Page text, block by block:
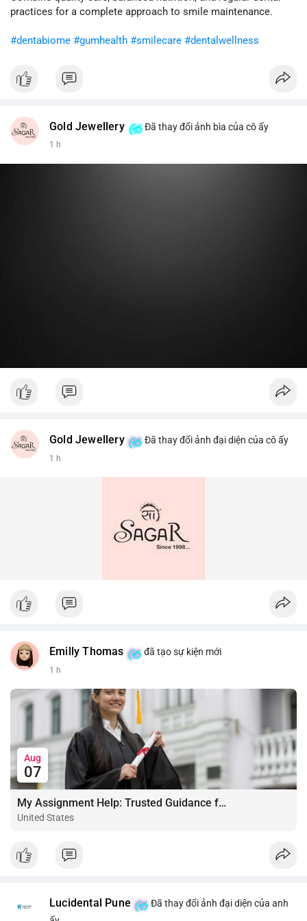
cân nhắc giảm tỷ trọng đòn bẩy và chờ xu hướng rõ ràng trước
practices for a complete approach to smile maintenance.
#dentabiome #gumhealth #smilecare #dentalwellness
Gold Jewellery Đã thay đổi ảnh bìa của cô ấy
1 h
Gold Jewellery Đã thay đổi ảnh đại diện của cô ấy
1 h
Emilly Thomas đã tạo sự kiện mới
1 h
Aug
07
My Assignment Help: Trusted Guidance for Academic Excellence
United States
Lucidental Pune
Đã thay đổi ảnh đại diện của anh